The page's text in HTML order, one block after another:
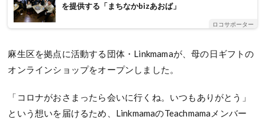
を提供する「まちなかbizあおば」
ロコサポーター
麻生区を拠点に活動する団体・Linkmamaが、母の日ギフトの
オンラインショップをオープンしました。
「コロナがおさまったら会いに行くね。いつもありがとう」
という想いを届けるため、LinkmamaのTeachmamaメンバー